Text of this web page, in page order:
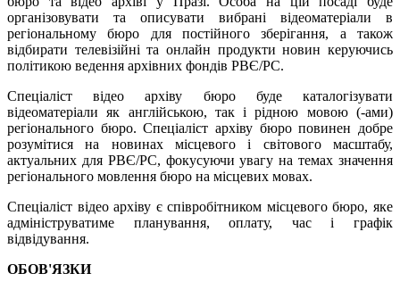
організовувати та описувати вибрані відеоматеріали в
регіональному бюро для постійного зберігання, а також
відбирати телевізійні та онлайн продукти новин керуючись
політикою ведення архівних фондів РВЄ/РС.
Спеціаліст відео архіву бюро буде каталогізувати
відеоматеріали як англійською, так і рідною мовою (-ами)
регіонального бюро. Спеціаліст архіву бюро повинен добре
розумітися на новинах місцевого і світового масштабу,
актуальних для РВЄ/РС, фокусуючи увагу на темах значення
регіонального мовлення бюро на місцевих мовах.
Спеціаліст відео архіву є співробітником місцевого бюро, яке
адмініструватиме планування, оплату, час і графік
відвідування.
ОБОВ'ЯЗКИ